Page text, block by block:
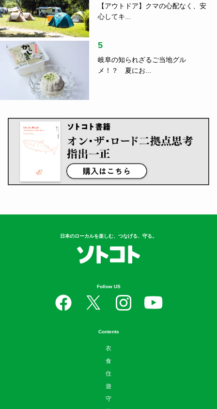
【アウトドア】クマの心配なく、安
心してキ...
5
岐阜の知られざるご当地グル
メ！？ 夏にお...
日本のローカルを楽しむ、つなげる、守る。
Follow US
Contents
衣
食
住
遊
守